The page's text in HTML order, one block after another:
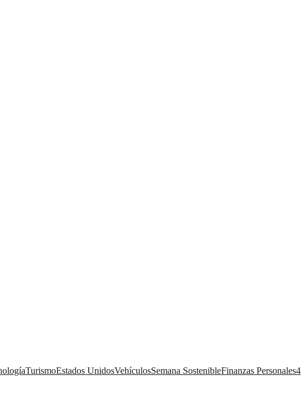
TurismoEstados UnidosVehículosSemana SostenibleFinanzas Personales4